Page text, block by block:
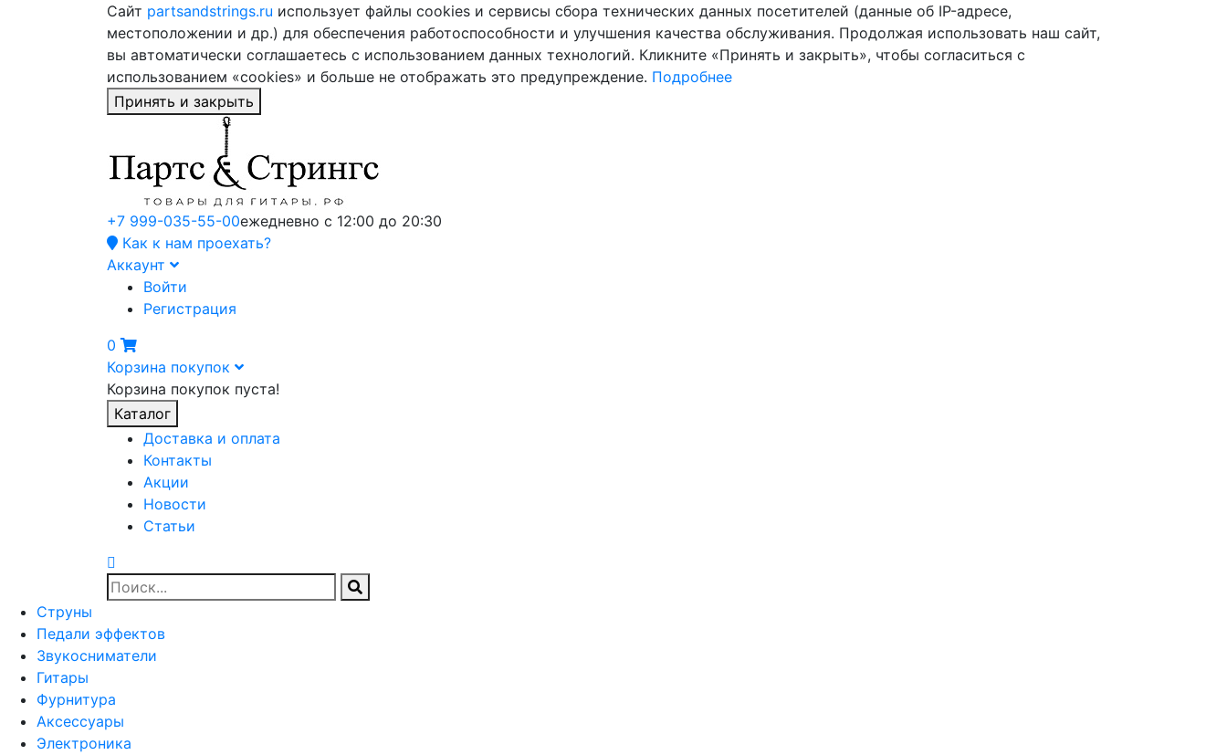
Сайт partsandstrings.ru использует файлы cookies и сервисы сбора технических данных посетителей (данные об IP-адресе,
местоположении и др.) для обеспечения работоспособности и улучшения качества обслуживания. Продолжая использовать наш сайт,
вы автоматически соглашаетесь с использованием данных технологий. Кликните «Принять и закрыть», чтобы согласиться с
использованием «cookies» и больше не отображать это предупреждение. Подробнее
Принять и закрыть
+7 999-035-55-00ежедневно с 12:00 до 20:30
Как к нам проехать?
Аккаунт
Войти
Регистрация
0
Корзина покупок
Корзина покупок пуста!
Каталог
Доставка и оплата
Контакты
Акции
Новости
Статьи
Струны
Педали эффектов
Звукосниматели
Гитары
Фурнитура
Аксессуары
Электроника